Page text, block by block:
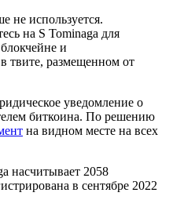
не используется.
на S Tominaga для
и
твите, размещенном от
уведомление о
биткоина. По решению
на видном месте на всех
насчитывает 2058
в сентябре 2022